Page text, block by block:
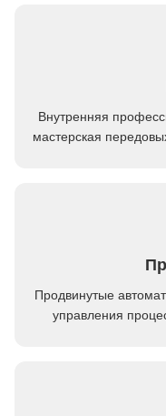
Внутренняя
мастерская
Продвинутые
управления